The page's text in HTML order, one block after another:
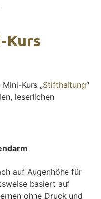
Kurs
Kurs „Stifthaltung“
leserlichen
auf Augenhöhe für
basiert auf
ohne Druck und